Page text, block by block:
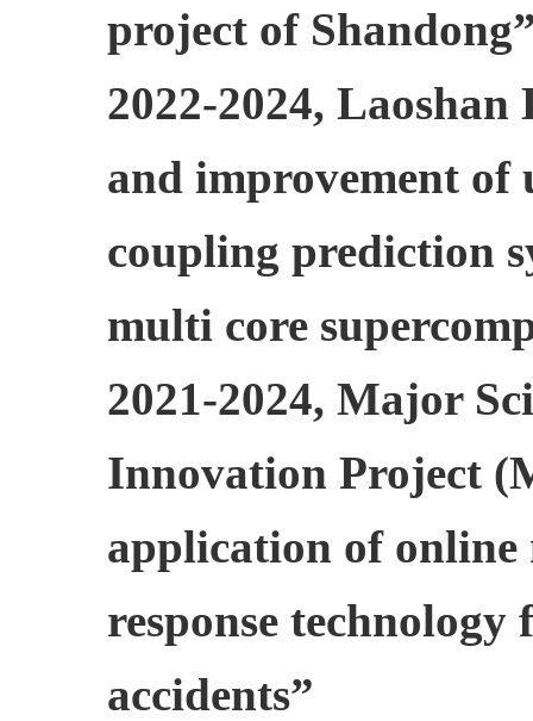
project of
2022-2024, Laoshan
and improvement
coupling prediction
multi core
2021-2024, Major
Innovation Project
application of online
response
accidents”